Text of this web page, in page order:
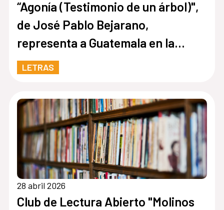
“Agonía (Testimonio de un árbol)",
de José Pablo Bejarano,
representa a Guatemala en la
quinta edición de Cuentos en Red
LETRAS
28 abril 2026
Club de Lectura Abierto "Molinos